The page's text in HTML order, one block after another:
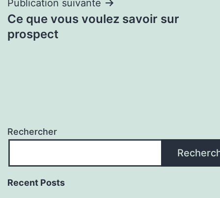
Publication suivante
Ce que vous voulez savoir sur
prospect
Rechercher
Recent Posts